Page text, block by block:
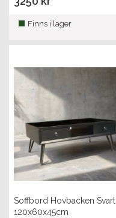
Finns i lager
Soffbord Hovbacken Svart
120x60x45cm